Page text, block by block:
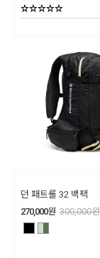
던 패트롤 32 백팩
270,000원 300,000원